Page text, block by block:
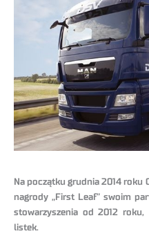
Na początku grudnia 2014 roku
nagrody „First Leaf” swoim
stowarzyszenia od 2012 roku,
listek.